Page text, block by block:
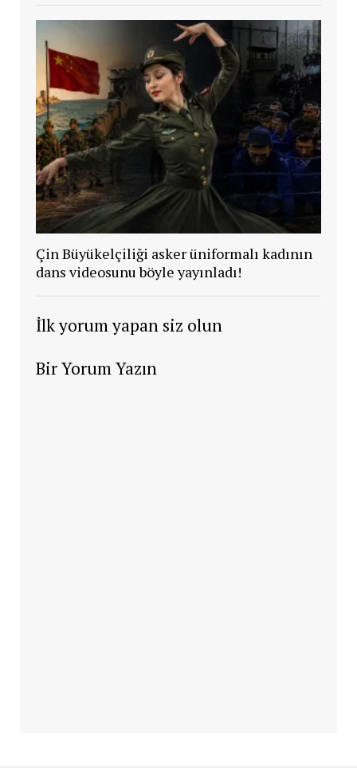
Çin Büyükelçiliği asker üniformalı kadının
dans videosunu böyle yayınladı!
İlk yorum yapan siz olun
Bir Yorum Yazın